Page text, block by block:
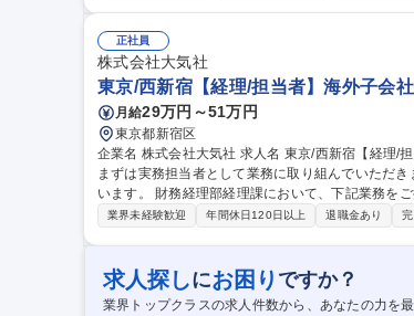
(重要事案の場合、本社への報告業務を含む)■コス
り) 募集職種 【海外工場長候補(ブラジル)課長～
正社員
株式会社大気社
東京/西新宿【経理/担当者】海外子会
月給29万円～51万円
東京都新宿区
企業名 株式会社大気社 求人名 東京/西新宿【経理/担当者】海外子会社担当/プライム上場◎WLB重視 仕事の内容
まずは実務担当者として業務に取り組んでいただ
います。 財務経理部経理課において、下記業務をご担当いただきます。 ・海外子会社（中国他）の会計処理レビ
ュー・サポート ・監査法人対応 ・社内外の関係者への会計税務面の
業界未経験歓迎 年間休日120日以上 退職金あり
求人探しにお困り ですか？
業界トップクラスの求人件数から、あなたの力を